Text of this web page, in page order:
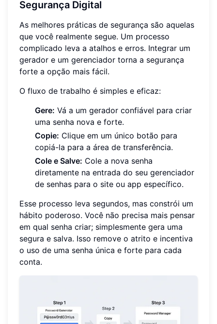
Segurança Digital
As melhores práticas de segurança são aquelas
que você realmente segue. Um processo
complicado leva a atalhos e erros. Integrar um
gerador e um gerenciador torna a segurança
forte a opção mais fácil.
O fluxo de trabalho é simples e eficaz:
Gere: Vá a um gerador confiável para criar
uma senha nova e forte.
Copie: Clique em um único botão para
copiá-la para a área de transferência.
Cole e Salve: Cole a nova senha
diretamente na entrada do seu gerenciador
de senhas para o site ou app específico.
Esse processo leva segundos, mas constrói um
hábito poderoso. Você não precisa mais pensar
em qual senha criar; simplesmente gera uma
segura e salva. Isso remove o atrito e incentiva
o uso de uma senha única e forte para cada
conta.